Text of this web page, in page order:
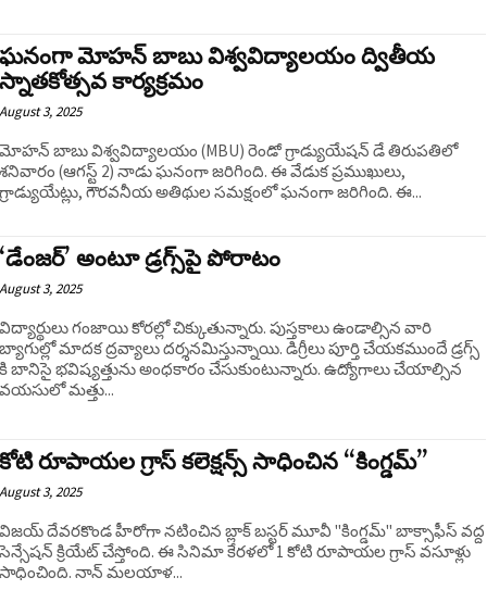
ఘనంగా మోహన్ బాబు విశ్వవిద్యాలయం ద్వితీయ
స్నాతకోత్సవ కార్యక్రమం
August 3, 2025
మోహన్ బాబు విశ్వవిద్యాలయం (MBU) రెండో గ్రాడ్యుయేషన్ డే తిరుపతిలో
శనివారం (ఆగస్ట్ 2) నాడు ఘనంగా జరిగింది. ఈ వేడుక ప్రముఖులు,
గ్రాడ్యుయేట్లు, గౌరవనీయ అతిథుల సమక్షంలో ఘనంగా జరిగింది. ఈ...
‘డేంజర్’ అంటూ డ్ర‌గ్స్‌పై పోరాటం
August 3, 2025
విద్యార్థులు గంజాయి కోరల్లో చిక్కుతున్నారు. పుస్తకాలు ఉండాల్సిన వారి
బ్యాగుల్లో మాదక ద్రవ్యాలు దర్శనమిస్తున్నాయి. డిగ్రీలు పూర్తి చేయకముందే డ్రగ్స్
కి బానిసై భవిష్యత్తును అంధకారం చేసుకుంటున్నారు. ఉద్యోగాలు చేయాల్సిన
వయసులో మత్తు...
కోటి రూపాయల గ్రాస్ కలెక్షన్స్ సాధించిన “కింగ్డమ్”
August 3, 2025
విజయ్ దేవరకొండ హీరోగా నటించిన బ్లాక్ బస్టర్ మూవీ "కింగ్డమ్" బాక్సాఫీస్ వద్ద
సెన్సేషన్ క్రియేట్ చేస్తోంది. ఈ సినిమా కేరళలో 1 కోటి రూపాయల గ్రాస్ వసూళ్లు
సాధించింది. నాన్ మలయాళ...